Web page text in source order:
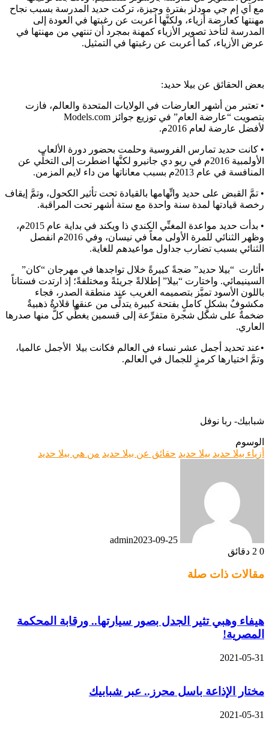
مع آي إم جي مودلز بفترة وجيزة، تركت حديد المدرسة بسبب نجاح
مهنتها كعارضة أزياء، ولكنَّها أعربت عن رغبتها في العودة إلى
المدرسة لتأخذ تصوير الأزياء كمهنة بمجرد أن تنتهي من مهنتها في
عرض الأزياء، كما أعربت عن رغبتها في التمثيل.
بعض الحقائق عن بيلا حديد:
• تعتبر من أشهر العارضات في الولايات المتحدة والعالم، فازت
بتصويت “عارضة العام” في توزيع جوائز Models.com
لأفضل عارضة لعام 2016م.
• كانت حديد تمارس الفروسية وحلمت بحضور دورة الألعاب
الأولمبية 2016م في ريو دي جانيرو لكنَّها اضطرت إلى التخلِّي عن
المنافسة في عام 2013م بسبب معاناتها من داء لايم المزمن.
• تمَّ القبض على حديد واتِّهامها بالقيادة تحت تأثير الكحول، وتمَّ إيقاف
رخصة قيادتها لمدة سنة واحدة مع ستة أشهر تحت المراقبة.
• بدأت حديد مواعدة المغنِّي الكندي ذا ويكند في بداية عام 2015م،
وظهر الثنائي للمرة الأولى معاً في نيسان، وفي 2016م انفصل
الثنائي بسبب تضارب جداول مواعيدهم للغاية.
•أثارت “بيلا حديد” ضجةً كبيرةً خلال تواجدها في مهرجان “كان”
السينيمائي. واختارت “بيلا” إطلالةً جريئةً ومختلفةً؛ إذ ارتدت فستاناً
باللون الأسود تميَّز بتصميمه الغريب عند منطقة الصدر، فجاء
مكشوفٌ بشكلٍ كاملٍ بفتحة كبيرة يتدلَّى من عنقها قلادةٌ ذهبيةٌ
ضخمةٌ على شكل شجرة متفرِّعة إلى قسمين يغطِّي كلٌّ منها صدرها
العاري.
•عند تحديد أجمل عشر نساء في العالم فكانت بيلا الأجمل عالميا،
وتمَّ اختيارها كرمزٍ للجمال في العالم.
شبابيك- ربا نوفل
الوسوم
أزياء بيلا حديد بيلا حديد حقائق عن بيلا حديد من هي بيلا حديد
admin2023-09-25
0
مقالات ذات صلة
هيفاء وهبي تثير الجدل بصور سيارتها.. ورقابة المحكمة
المصرية!
2021-05-31
مختار الإذاعة باسل محرز.. عبر شبابيك
2021-05-31